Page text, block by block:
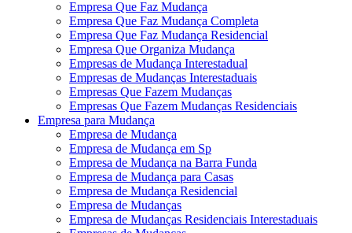
Empresa Que Faz Mudança
Empresa Que Faz Mudança Completa
Empresa Que Faz Mudança Residencial
Empresa Que Organiza Mudança
Empresas de Mudança Interestadual
Empresas de Mudanças Interestaduais
Empresas Que Fazem Mudanças
Empresas Que Fazem Mudanças Residenciais
Empresa para Mudança
Empresa de Mudança
Empresa de Mudança em Sp
Empresa de Mudança na Barra Funda
Empresa de Mudança para Casas
Empresa de Mudança Residencial
Empresa de Mudanças
Empresa de Mudanças Residenciais Interestaduais